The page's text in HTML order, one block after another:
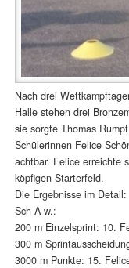
Nach drei
Halle stehen drei
sie sorgte Thomas
Schülerinnen Felice
achtbar. Felice erreichte
köpfigen Starterfeld.
Die Ergebnisse im Detail:
Sch-A w.:
200 m Einzelsprint: 10.
300 m
3000 m Punkte: 15.